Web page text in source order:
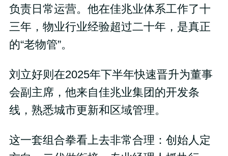
负责日常运营。他在佳兆业体系工作了十
三年，物业行业经验超过二十年，是真正
的“老物管”。
刘立好则在2025年下半年快速晋升为董事
会副主席，他来自佳兆业集团的开发条
线，熟悉城市更新和区域管理。
这一套组合拳看上去非常合理：创始人定